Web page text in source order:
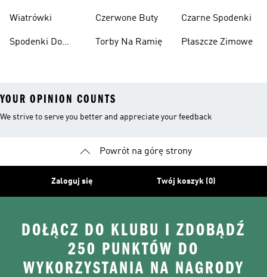
Wiatrówki
Spodenki Do
Czerwone Buty
Torby Na Ramię
Czarne Spodenki
Płaszcze Zimowe
YOUR OPINION COUNTS
We strive to serve you better and appreciate your feedback
Powrót na górę strony
Zaloguj się Twój koszyk (0)
DOŁĄCZ DO KLUBU I ZDOBĄDŹ
250 PUNKTÓW DO
WYKORZYSTANIA NA NAGRODY